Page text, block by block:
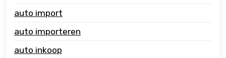
auto import
auto importeren
auto inkoop